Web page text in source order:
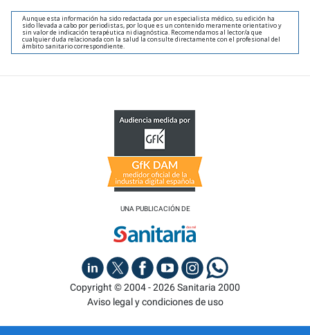
Aunque esta información ha sido redactada por un especialista médico, su edición ha
sido llevada a cabo por periodistas, por lo que es un contenido meramente orientativo y
sin valor de indicación terapéutica ni diagnóstica. Recomendamos al lector/a que
cualquier duda relacionada con la salud la consulte directamente con el profesional del
ámbito sanitario correspondiente.
UNA PUBLICACIÓN DE
Copyright © 2004 - 2026 Sanitaria 2000
Aviso legal y condiciones de uso